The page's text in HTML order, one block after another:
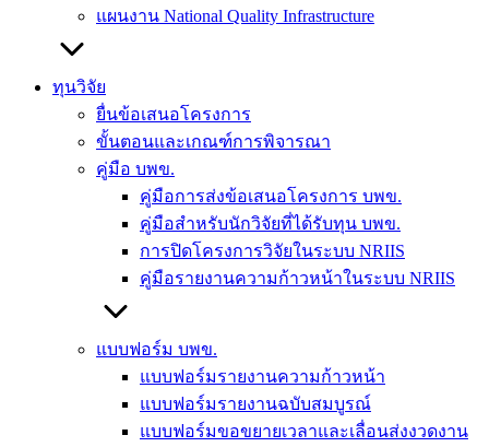
แผนงาน National Quality Infrastructure
ทุนวิจัย
ยื่นข้อเสนอโครงการ
ขั้นตอนและเกณฑ์การพิจารณา
คู่มือ บพข.
คู่มือการส่งข้อเสนอโครงการ บพข.
คู่มือสำหรับนักวิจัยที่ได้รับทุน บพข.
การปิดโครงการวิจัยในระบบ NRIIS
คู่มือรายงานความก้าวหน้าในระบบ NRIIS
แบบฟอร์ม บพข.
แบบฟอร์มรายงานความก้าวหน้า
แบบฟอร์มรายงานฉบับสมบูรณ์
แบบฟอร์มขอขยายเวลาและเลื่อนส่งงวดงาน